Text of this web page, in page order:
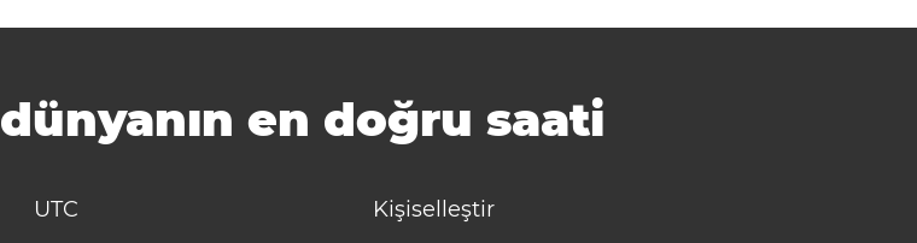
dünyanın en doğru saati
UTC
Kişiselleştir